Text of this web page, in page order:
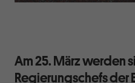
Am 25. März werden
Regierungschefs der